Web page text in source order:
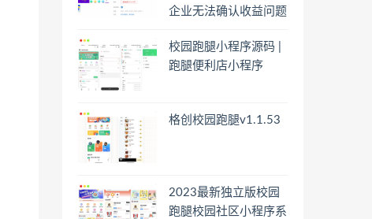
企业无法确认收益问题
校园跑腿小程序源码 |
跑腿便利店小程序
格创校园跑腿v1.1.53
2023最新独立版校园
跑腿校园社区小程序系